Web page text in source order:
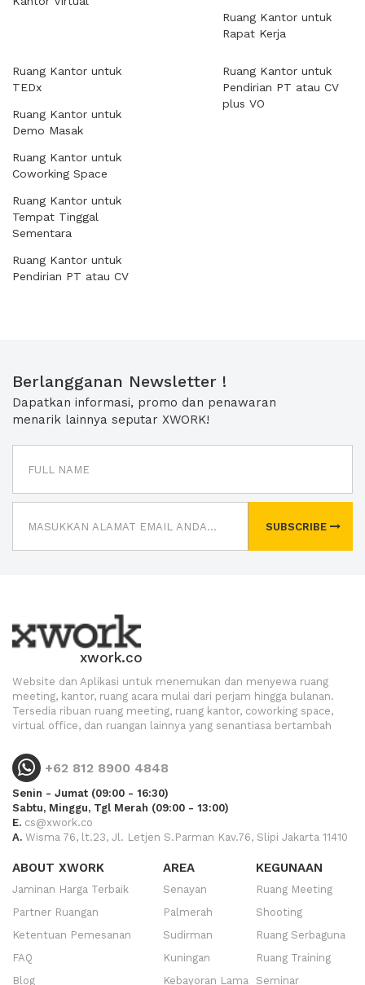
Ruang Kantor untuk
Rapat Kerja
Ruang Kantor untuk
TEDx
Ruang Kantor untuk
Demo Masak
Ruang Kantor untuk
Coworking Space
Ruang Kantor untuk
Tempat Tinggal
Sementara
Ruang Kantor untuk
Pendirian PT atau CV
Ruang Kantor untuk
Pendirian PT atau CV
plus VO
Berlangganan Newsletter !
Dapatkan informasi, promo dan penawaran
menarik lainnya seputar XWORK!
SUBSCRIBE
xwork.co
Website dan Aplikasi untuk menemukan dan menyewa ruang
meeting, kantor, ruang acara mulai dari perjam hingga bulanan.
Tersedia ribuan ruang meeting, ruang kantor, coworking space,
virtual office, dan ruangan lainnya yang senantiasa bertambah
+62 812 8900 4848
Senin - Jumat (09:00 - 16:30)
Sabtu, Minggu, Tgl Merah (09:00 - 13:00)
E. cs@xwork.co
A. Wisma 76, lt.23, Jl. Letjen S.Parman Kav.76, Slipi Jakarta 11410
ABOUT XWORK
Jaminan Harga Terbaik
Partner Ruangan
Ketentuan Pemesanan
FAQ
Blog
AREA
Senayan
Palmerah
Sudirman
Kuningan
Kebayoran Lama
KEGUNAAN
Ruang Meeting
Shooting
Ruang Serbaguna
Ruang Training
Seminar